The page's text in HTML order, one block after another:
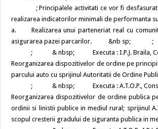
; Principalele activitati ce vor fi desfasurate
realizarea indicatorilor minimali de performanta
a. Realizarea unui parteneriat real cu
asigurarea pazei parcarilor. &nb sp; ;
; & nbsp; Executa : I.P.J. Braila,
Reorganizarea dispozitivelor de ordine pe
parcului auto cu sprijinul Autoritatii de Ordine
; & nbsp; Executa : A.T.O.P.,
Reorganizarea dispozitivelor de ordine publica
ordinii si linistii publice in mediul rural; sprijinul
scopul cresterii gradului de siguranta publica in